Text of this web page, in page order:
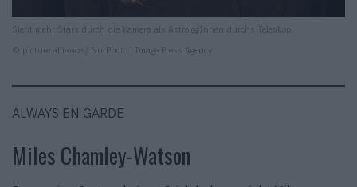
Sieht mehr Stars durch die Kamera als AstrologInnen durchs Teleskop.
© picture alliance / NurPhoto | Image Press Agency
ALWAYS EN GARDE
Miles Chamley-Watson